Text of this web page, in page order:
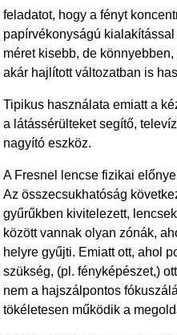
feladatot, hogy a fényt
papírvékonyságú
méret kisebb, de
akár hajlított változatban is
Tipikus használata emiatt a
a látássérülteket segítő,
nagyító eszköz.
A Fresnel lencse fizikai
Az összecsukhatóság
gyűrűkben kivitelezett,
között vannak olyan zónák,
helyre gyűjti. Emiatt ott, ahol
szükség, (pl. fényképészet,)
nem a hajszálpontos
tökéletesen működik a